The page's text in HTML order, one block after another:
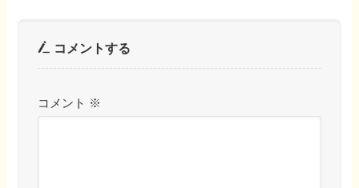
コメントする
コメント ※